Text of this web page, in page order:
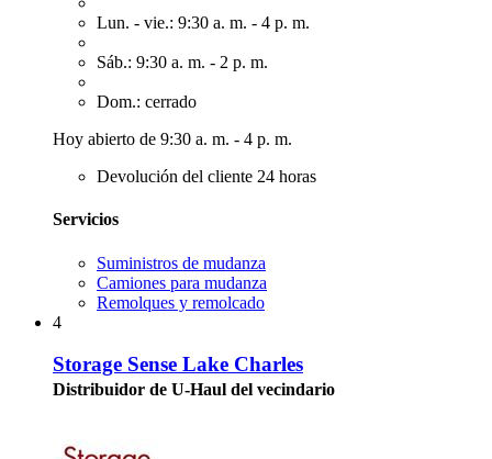
Lun. - vie.: 9:30 a. m. - 4 p. m.
Sáb.: 9:30 a. m. - 2 p. m.
Dom.: cerrado
Hoy abierto de 9:30 a. m. - 4 p. m.
Devolución del cliente 24 horas
Servicios
Suministros de mudanza
Camiones para mudanza
Remolques y remolcado
4
Storage Sense Lake Charles
Distribuidor de U-Haul del vecindario